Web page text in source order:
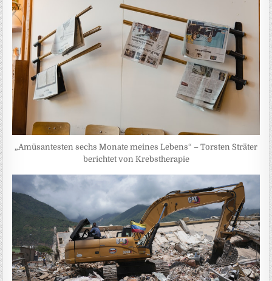
„Amüsantesten sechs Monate meines Lebens“ – Torsten Sträter
berichtet von Krebstherapie